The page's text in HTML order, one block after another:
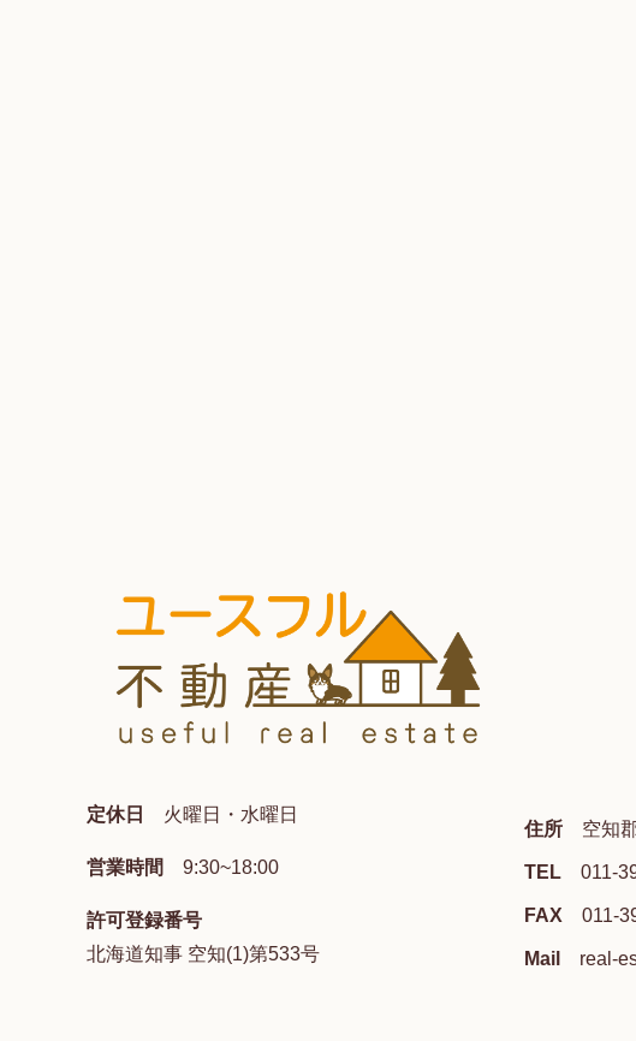
定休日 火曜日・水曜日
営業時間 9:30~18:00
許可登録番号
北海道知事 空知(1)第533号
住所空知郡
TEL011-
FAX 011-
Mail real-